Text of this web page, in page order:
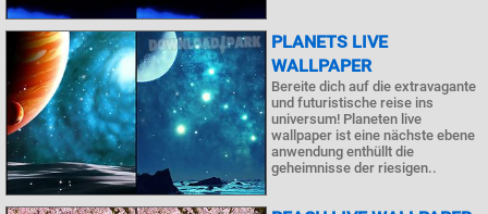
PLANETS LIVE
WALLPAPER
Bereite dich auf die extravagante
und futuristische reise ins
universum! Planeten live
wallpaper ist eine nächste ebene
anwendung enthüllt die
geheimnisse der riesigen..